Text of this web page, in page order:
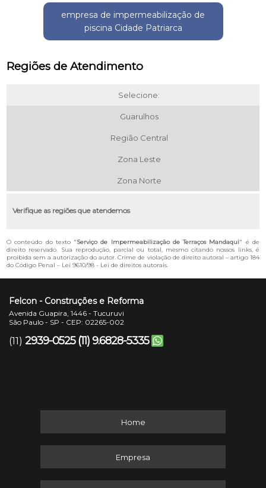
empresa de impermeabilização de
piscina Cidade Patriarca
Regiões de Atendimento
Selecione:
Guarulhos
Região Central
Zona Leste
Zona Norte
Verifique as regiões que atendemos
O conteúdo do texto "Serviço de Impermeabilização de Terraços Mandaqui" é de
direito reservado. Sua reprodução, parcial ou total, mesmo citando nossos links, é
proibida sem a autorização do autor. Crime de violação de direito autoral – artigo 184
do Código Penal – Lei 9610/98 - Lei de direitos autorais.
Felcon - Construções e Reforma
Avenida Guapira, 1446 - Tucuruvi
São Paulo - SP - CEP: 02265-002
(11) 2939-0525 (11) 9.6828-5335
Home
Empresa